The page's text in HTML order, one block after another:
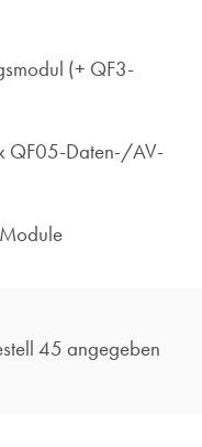
(+ QF3-
QF05-Daten-/AV-
45 angegeben